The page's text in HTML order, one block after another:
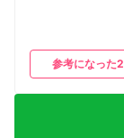
参考になった2